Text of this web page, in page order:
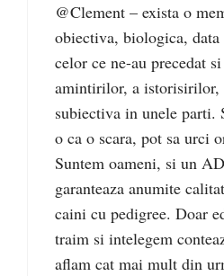
@Clement – exista o
obiectiva, biologica,
celor ce ne-au precedat
amintirilor, a
subiectiva in unele parti.
o ca o scara, pot sa urci
Suntem oameni, si un
garanteaza anumite
caini cu pedigree. Doar
traim si intelegem
aflam cat mai mult din